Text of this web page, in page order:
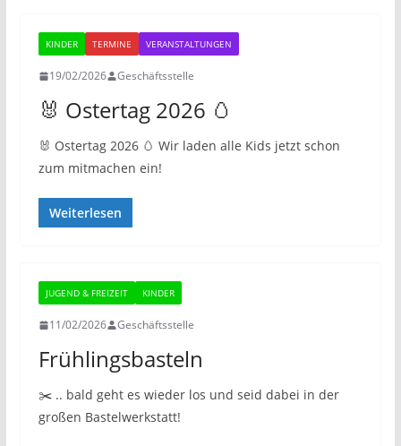
KINDER TERMINE VERANSTALTUNGEN
19/02/2026 Geschäftsstelle
🐰 Ostertag 2026 🥚
🐰 Ostertag 2026 🥚 Wir laden alle Kids jetzt schon
zum mitmachen ein!
Weiterlesen
JUGEND & FREIZEIT KINDER
11/02/2026 Geschäftsstelle
Frühlingsbasteln
✂️ .. bald geht es wieder los und seid dabei in der
großen Bastelwerkstatt!